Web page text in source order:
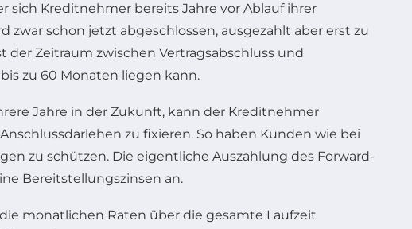
sich Kreditnehmer bereits Jahre vor Ablauf ihrer
schon jetzt abgeschlossen, ausgezahlt aber erst zu
der Zeitraum zwischen Vertragsabschluss und
zu 60 Monaten liegen kann.
Jahre in der Zukunft, kann der Kreditnehmer
zu fixieren. So haben Kunden wie bei
zu schützen. Die eigentliche Auszahlung des Forward-
Bereitstellungszinsen an.
monatlichen Raten über die gesamte Laufzeit